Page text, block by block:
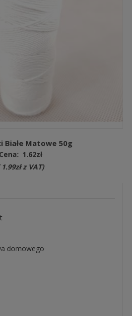
Białe Matowe 50g
Cena: 1.62zł
1.99złz VAT)
domowego